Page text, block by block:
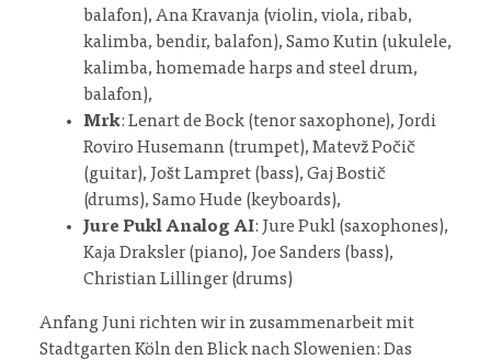
balafon), Ana Kravanja (violin, viola, ribab,
kalimba, bendir, balafon), Samo Kutin (ukulele,
kalimba, homemade harps and steel drum,
balafon),
Mrk: Lenart de Bock (tenor saxophone), Jordi
Roviro Husemann (trumpet), Matevž Počič
(guitar), Jošt Lampret (bass), Gaj Bostič
(drums), Samo Hude (keyboards),
Jure Pukl Analog AI: Jure Pukl (saxophones),
Kaja Draksler (piano), Joe Sanders (bass),
Christian Lillinger (drums)
Anfang Juni richten wir in zusammenarbeit mit
Stadtgarten Köln den Blick nach Slowenien: Das